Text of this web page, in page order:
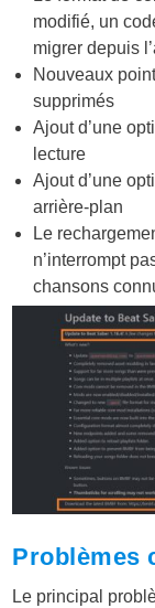
modifié, un
migrer depuis
Nouveaux
supprimés
Ajout d’une
lecture
Ajout d’une
arrière-plan
Le
n’interrompt
chansons
Problèmes
Le principal